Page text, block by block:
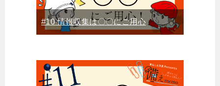
#10 情報収集は〇〇にご用心